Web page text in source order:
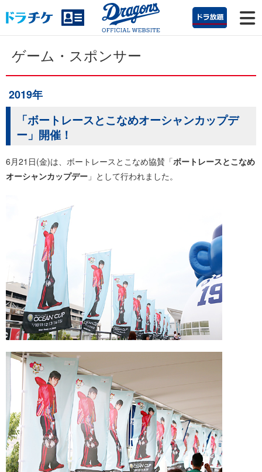
ゲーム・スポンサー
2019年
「ボートレースとこなめオーシャンカップデ
ー」開催！
6月21日(金)は、ボートレースとこなめ協賛「ボートレースとこなめ
オーシャンカップデー 」として行われました。